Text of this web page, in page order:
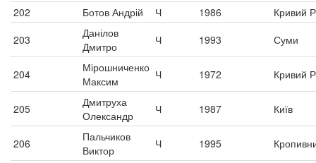
202
Ботов Андрій Ч 1986
Кривий
203
Данілов
Дмитро
Ч 1993 Суми
204
Мірошниченко
Максим
Ч 1972 Кривий
205
Дмитруха
Олександр
Ч 1987 Київ
206
Пальчиков
Виктор
Ч 1995